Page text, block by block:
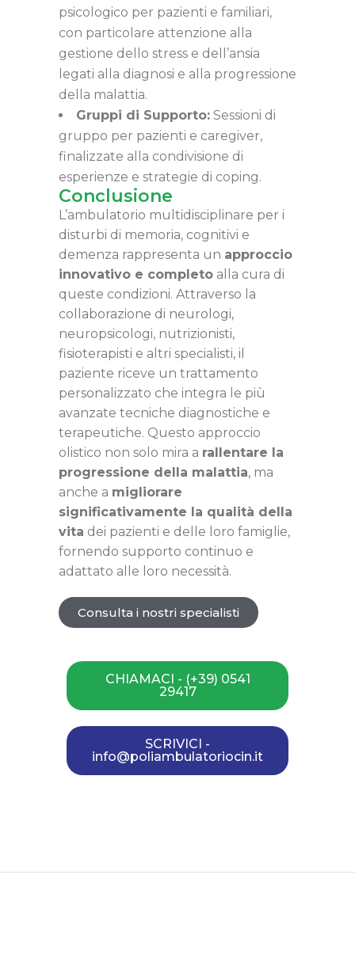
psicologico per pazienti e familiari,
con particolare attenzione alla
gestione dello stress e dell’ansia
legati alla diagnosi e alla progressione
della malattia.
Gruppi di Supporto: Sessioni di
gruppo per pazienti e caregiver,
finalizzate alla condivisione di
esperienze e strategie di coping.
Conclusione
L’ambulatorio multidisciplinare per i
disturbi di memoria, cognitivi e
demenza rappresenta un approccio
innovativo e completo alla cura di
queste condizioni. Attraverso la
collaborazione di neurologi,
neuropsicologi, nutrizionisti,
fisioterapisti e altri specialisti, il
paziente riceve un trattamento
personalizzato che integra le più
avanzate tecniche diagnostiche e
terapeutiche. Questo approccio
olistico non solo mira a rallentare la
progressione della malattia, ma
anche a migliorare
significativamente la qualità della
vita dei pazienti e delle loro famiglie,
fornendo supporto continuo e
adattato alle loro necessità.
Consulta i nostri specialisti
CHIAMACI - (+39) 0541
29417
SCRIVICI -
info@poliambulatoriocin.it